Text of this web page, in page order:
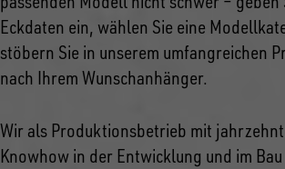
Eckdaten ein, wählen Sie eine
stöbern Sie in unserem umfangreichen
nach Ihrem Wunschanhänger.
Wir als Produktionsbetrieb mit
Knowhow in der Entwicklung und im